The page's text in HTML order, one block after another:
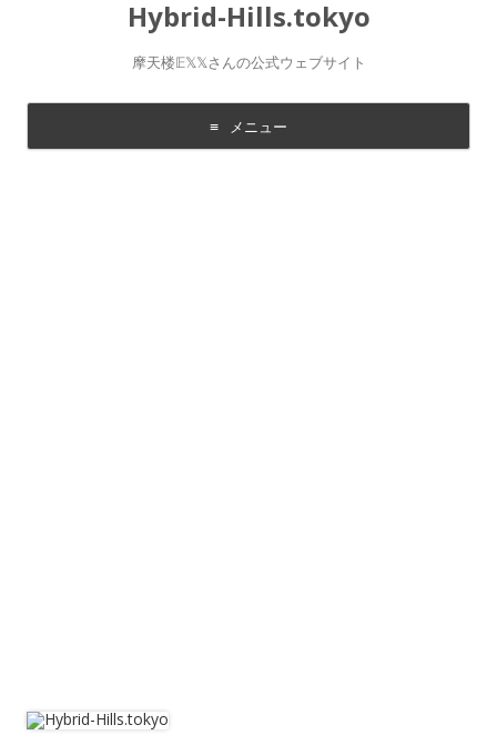
Hybrid-Hills.tokyo
摩天楼𝔼𝕏𝕏さんの公式ウェブサイト
メニュー
コ